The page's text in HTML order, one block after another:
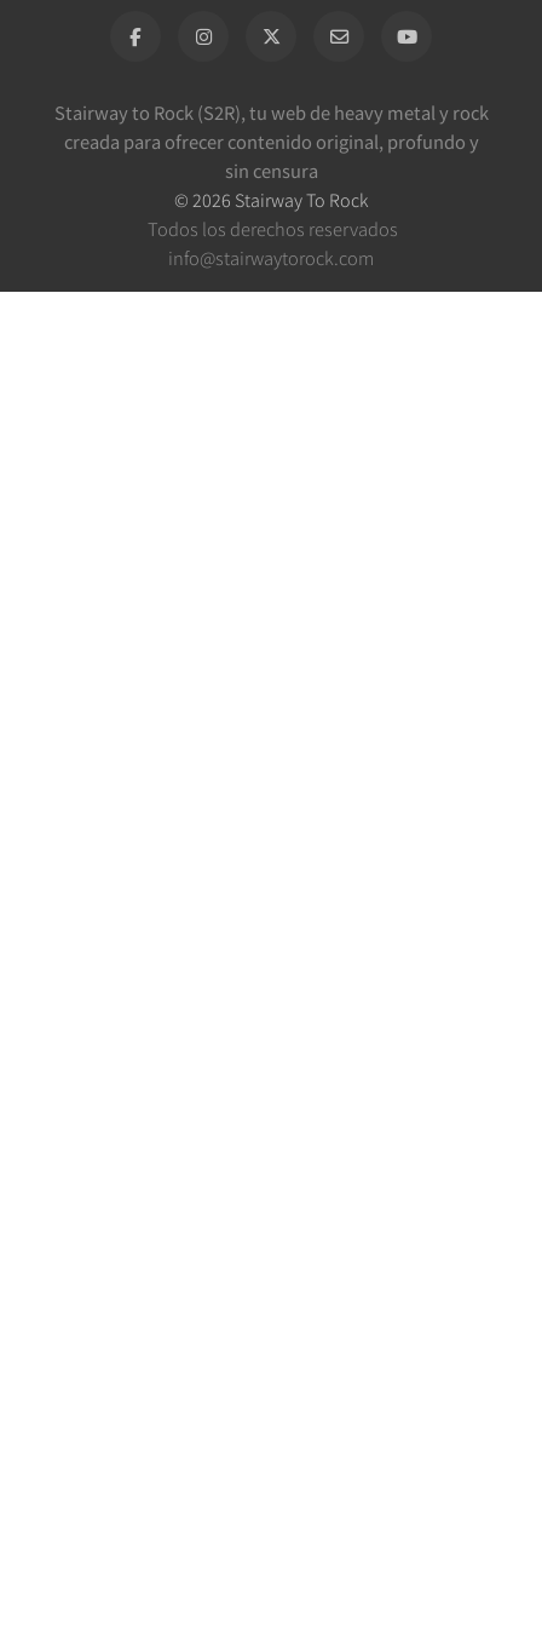
Stairway to Rock (S2R), tu web de heavy metal y rock
creada para ofrecer contenido original, profundo y
sin censura
© 2026 Stairway To Rock
Todos los derechos reservados
info@stairwaytorock.com